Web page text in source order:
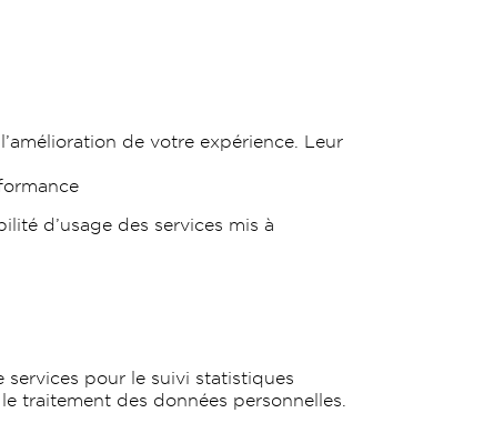
de votre expérience. Leur
d’usage des services mis à
pour le suivi statistiques
traitement des données personnelles.